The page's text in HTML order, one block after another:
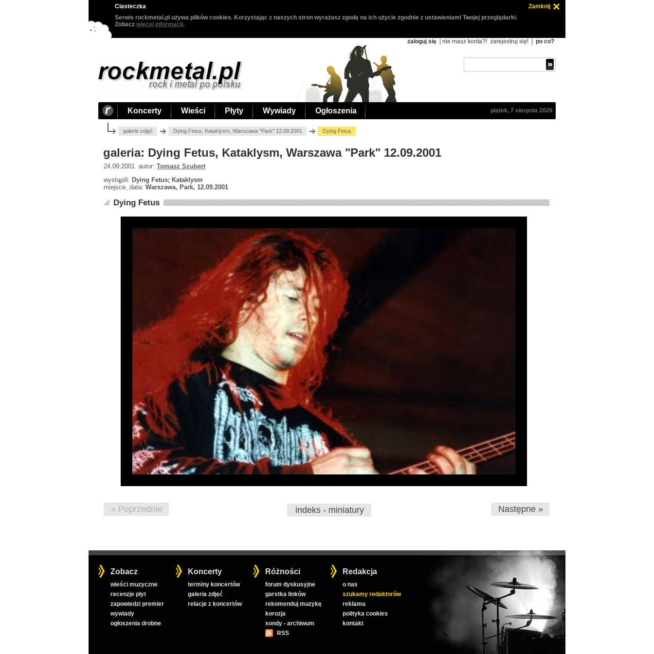
Ciasteczka
Zamknij
Serwis rockmetal.pl używa plików cookies. Korzystając z naszych stron wyrażasz zgodę na ich użycie zgodnie z ustawieniami Twojej przeglądarki.
Zobacz więcej informacji.
zaloguj się | nie masz konta?! zarejestruj się! po co?
Koncerty Wieści Płyty Wywiady Ogłoszenia piątek, 7 sierpnia 2026
galerie zdjęć Dying Fetus, Kataklysm, Warszawa "Park" 12.09.2001 Dying Fetus
galeria: Dying Fetus, Kataklysm, Warszawa "Park" 12.09.2001
24.09.2001 autor: Tomasz Szubert
wystąpili: Dying Fetus; Kataklysm
miejsce, data: Warszawa, Park, 12.09.2001
Dying Fetus
« Poprzednie indeks - miniatury Następne »
Zobacz
wieści muzyczne
recenzje płyt
zapowiedzi premier
wywiady
ogłoszenia drobne
Koncerty
terminy koncertów
galeria zdjęć
relacje z koncertów
Różności
forum dyskusyjne
garstka linków
rekomenduj muzykę
korozja
sondy - archiwum
RSS
Redakcja
o nas
szukamy redaktorów
reklama
polityka cookies
kontakt